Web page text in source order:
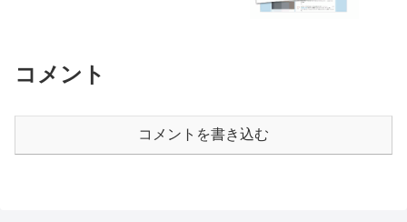
コメント
コメントを書き込む